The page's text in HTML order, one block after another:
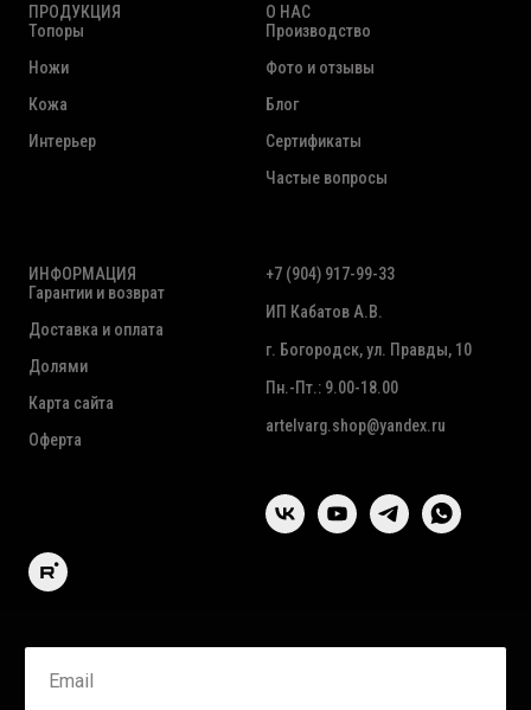
ПРОДУКЦИЯ
Топоры
Ножи
Кожа
Интерьер
О НАС
Производство
Фото и отзывы
Блог
Сертификаты
Частые вопросы
ИНФОРМАЦИЯ
Гарантии и возврат
Доставка и оплата
Долями
Карта сайта
Оферта
+7 (904) 917-99-33
ИП Кабатов А.В.
г. Богородск, ул. Правды, 10
Пн.-Пт.: 9.00-18.00
artelvarg.shop@yandex.ru